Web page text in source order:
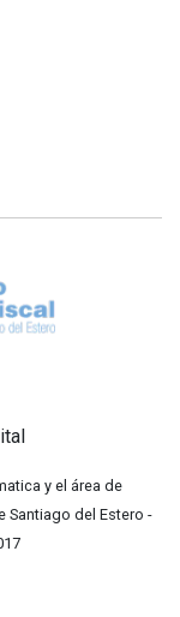
y el área de
Santiago del Estero -